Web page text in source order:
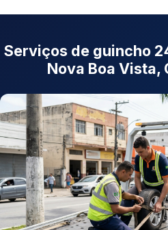
Serviços de guincho
Nova Boa Vista,